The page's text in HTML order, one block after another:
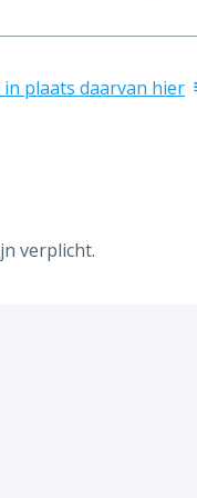
plaats daarvan hier
verplicht.